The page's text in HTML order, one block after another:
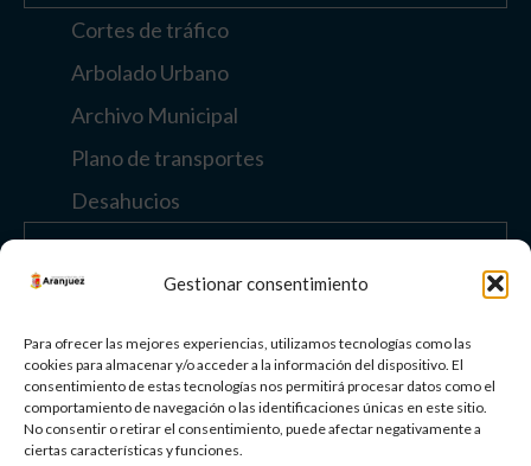
Gestionar consentimiento
Para ofrecer las mejores experiencias, utilizamos tecnologías como las
cookies para almacenar y/o acceder a la información del dispositivo. El
consentimiento de estas tecnologías nos permitirá procesar datos como el
comportamiento de navegación o las identificaciones únicas en este sitio.
No consentir o retirar el consentimiento, puede afectar negativamente a
ciertas características y funciones.
Cortes de tráfico
Arbolado Urbano
Archivo Municipal
Plano de transportes
Desahucios
Enlaces de interés
Paisaje Cultural
de Aranjuez